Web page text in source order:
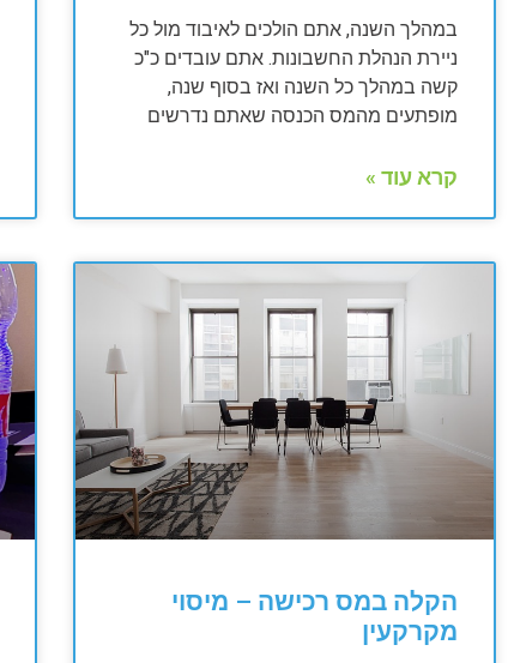
במהלך השנה, אתם הולכים לאיבוד מול כל
ניירת הנהלת החשבונות. אתם עובדים כ"כ
קשה במהלך כל השנה ואז בסוף שנה,
מופתעים מהמס הכנסה שאתם נדרשים
קרא עוד »
הקלה במס רכישה – מיסוי
מקרקעין